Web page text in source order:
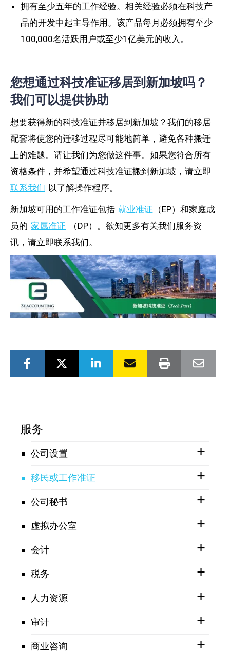
拥有至少五年的工作经验。相关经验必须在科技产
品的开发中起主导作用。该产品每月必须拥有至少
100,000名活跃用户或至少1亿美元的收入。
您想通过科技准证移居到新加坡吗？
我们可以提供协助
想要获得新的科技准证并移居到新加坡？我们的移居
配套将使您的迁移过程尽可能地简单，避免各种搬迁
上的难题。请让我们为您做这件事。如果您符合所有
资格条件，并希望通过科技准证搬到新加坡，请立即
联系我们 以了解操作程序。
新加坡可用的工作准证包括 就业准证 （EP）和家庭成
员的 家属准证 （DP）。欲知更多有关我们服务资
讯，请立即联系我们。
服务
公司设置
移民或工作准证
公司秘书
虚拟办公室
会计
税务
人力资源
审计
商业咨询